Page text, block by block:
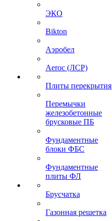
ЭКО
Bikton
Аэробел
Aeroc (ЛСР)
Плиты перекрытия
Перемычки
железобетонные
брусковые ПБ
Фундаментные
блоки ФБС
Фундаментные
плиты ФЛ
Брусчатка
Газонная решетка